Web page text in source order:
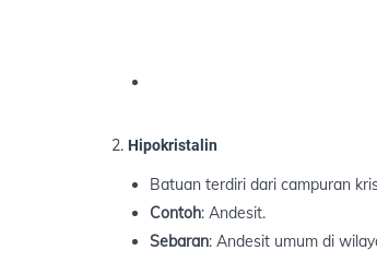
Hipokristalin
Batuan terdiri dari campuran
Contoh: Andesit.
Sebaran: Andesit umum di